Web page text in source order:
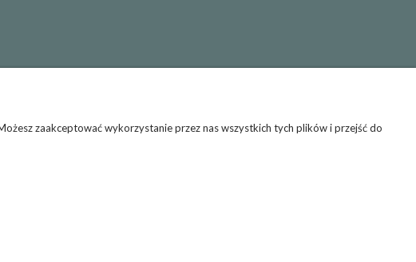
wysyłka / darmowa dostawa od 250 zł
zaakceptować wykorzystanie przez nas wszystkich tych plików i przejść do